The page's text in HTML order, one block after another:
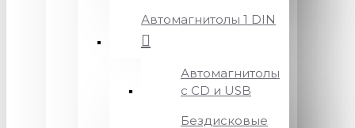
Автомагнитолы 1 DIN
Автомагнитолы
с CD и USB
Бездисковые